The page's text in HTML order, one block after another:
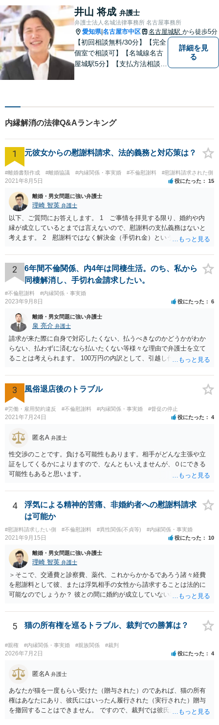
隣接士業や不動産会社との緊
密な連携を実現！【初回相談
無料】
井山 将成 弁護士
弁護士法人名城法律事務所 名古屋事務所
愛知県|名古屋市中区 名古屋城駅 から徒歩5分
【初回相談無料/30分】【完全
個室で相談可】【名城線名古
屋城駅5分】【支払方法相談
を心がけております。土日
祝・夜間の対応可能です。遠
慮なくお気軽にお問合せくだ
さい。
詳細を見
る
内縁解消の法律Q&Aランキング
1 元彼女からの慰謝料請求、法的義務と対応策は？
#離婚書類作成 #離婚協議 #内縁関係・事実婚 #不倫慰謝料 #慰謝料請求された側
2021年8月5日 役にたった 15
離婚・男女問題に強い弁護士
理崎 智英 弁護士
以下、ご質問にお答えします。 1 ご事情を拝見する限り、婚約や内
縁が成立しているとまでは言えないので、慰謝料の支払義務はないと
考えます。 2 慰謝料ではなく解決金（手切れ金）という名目で数十
うに合意書を取り交わす必要はあると思います。 4 合意書を取り交
わし、その中で精算条項（一切の債権債務のないことを確認する）を
設ければ、大丈夫です。
2
6年間不倫関係、内4年は同棲生活。のち、私から
同棲解消し、手切れ金請求したい。
#不倫慰謝料 #内縁関係・事実婚
2023年9月8日 役にたった 6
離婚・男女問題に強い弁護士
泉 亮介 弁護士
請求が来た際に自身で対応したくない、払うべきなのかどうかがわか
らない、払わずに済むなら払いたくない等様々な理由で弁護士を立て
ることは考えられます。 100万円の内訳として、引越し代等でどの程
によっても追加での請求については変わってくるかと思われます。 ま
た、請求する金額によっては、相手方の判断として、それで全て終わ
るのであれば払っておしまいにする、という考え方もあり得ます。
3 風俗退店後のトラブル
#労働・雇用契約違反 #不倫慰謝料 #内縁関係・事実婚 #督促の停止
2021年7月24日 役にたった 4
匿名A 弁護士
性交渉のことです。負ける可能性もあります。相手がどんな主張や立
証をしてくるかによりますので、なんともいえませんが、０にできる
可能性もあると思います。
4
浮気による精神的苦痛、非婚約者への慰謝料請求
は可能か
#慰謝料請求したい側 #不倫慰謝料 #異性関係(不貞等) #内縁関係・事実婚
2021年9月15日 役にたった 10
離婚・男女問題に強い弁護士
理崎 智英 弁護士
＞そこで、交通費と診察費、薬代、これからかかるであろう諸々経費
を慰謝料として彼、または浮気相手の女性から請求することは法的に
可能なのでしょうか？ 彼との間に婚約が成立していない場合には，彼
5 猫の所有権を巡るトラブル、裁判での勝算は？
#親権 #内縁関係・事実婚 #親族関係 #裁判
2026年7月2日 役にたった 4
匿名A 弁護士
あなたが猫を一度もらい受けた（贈与された）のであれば、猫の所有
権はあなたにあり、彼氏にはいったん履行された（実行された）贈与
を撤回することはできません。 ですので、裁判では彼氏が勝つことは